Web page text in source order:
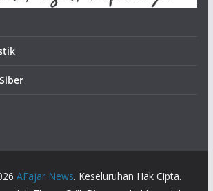
AFajar News. Keseluruhan Hak Cipta.